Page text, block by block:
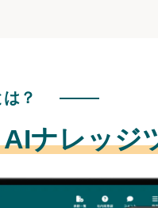
？
AIナレッジ